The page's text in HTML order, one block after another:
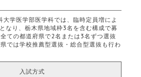
学医学部医学科では、臨時定員増によ
なり、栃木県地域枠3名を含む構成で募
ての都道府県で2名または3名ずつ選抜
では学校推薦型選抜・総合型選抜も行わ
入試方式